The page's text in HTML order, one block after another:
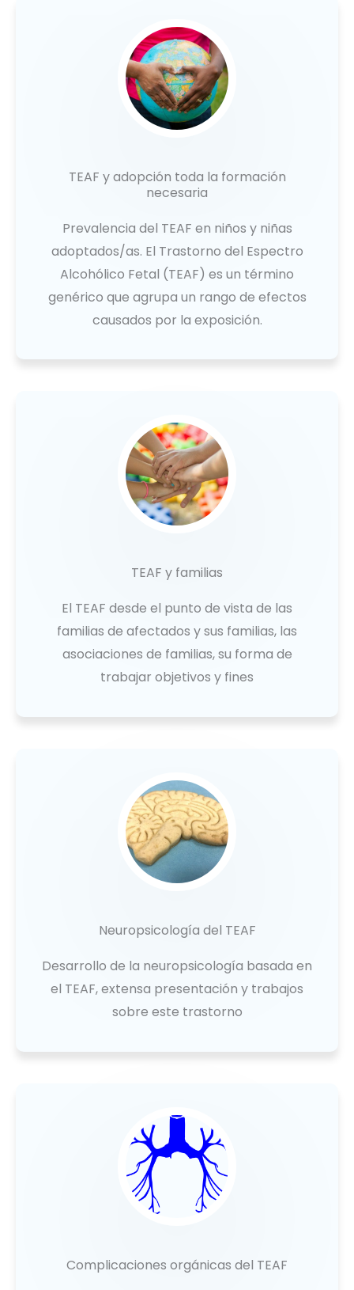
TEAF y adopción toda la formación
necesaria
Prevalencia del TEAF en niños y niñas
adoptados/as. El Trastorno del Espectro
Alcohólico Fetal (TEAF) es un término
genérico que agrupa un rango de efectos
causados por la exposición.
TEAF y familias
El TEAF desde el punto de vista de las
familias de afectados y sus familias, las
asociaciones de familias, su forma de
trabajar objetivos y fines
Neuropsicología del TEAF
Desarrollo de la neuropsicología basada en
el TEAF, extensa presentación y trabajos
sobre este trastorno
Complicaciones orgánicas del TEAF